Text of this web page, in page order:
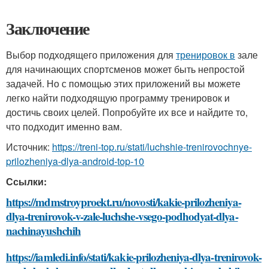
Заключение
Выбор подходящего приложения для тренировок в зале
для начинающих спортсменов может быть непростой
задачей. Но с помощью этих приложений вы можете
легко найти подходящую программу тренировок и
достичь своих целей. Попробуйте их все и найдите то,
что подходит именно вам.
Источник: https://treni-top.ru/stati/luchshie-trenirovochnye-
prilozheniya-dlya-android-top-10
Ссылки:
https://mdmstroyproekt.ru/novosti/kakie-prilozheniya-
dlya-trenirovok-v-zale-luchshe-vsego-podhodyat-dlya-
nachinayushchih
https://iamledi.info/stati/kakie-prilozheniya-dlya-trenirovok-